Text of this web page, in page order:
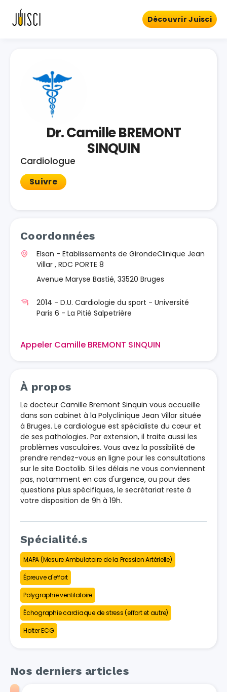
Découvrir Juisci
Dr. Camille BREMONT
SINQUIN
Cardiologue
Suivre
Coordonnées
Elsan - Etablissements de GirondeClinique Jean
Villar , RDC PORTE 8
Avenue Maryse Bastié, 33520 Bruges
2014 - D.U. Cardiologie du sport - Université
Paris 6 - La Pitié Salpetrière
Appeler Camille BREMONT SINQUIN
À propos
Le docteur Camille Bremont Sinquin vous accueille
dans son cabinet à la Polyclinique Jean Villar située
à Bruges. Le cardiologue est spécialiste du cœur et
de ses pathologies. Par extension, il traite aussi les
problèmes vasculaires. Vous avez la possibilité de
prendre rendez-vous en ligne pour les consultations
sur le site Doctolib. Si les délais ne vous conviennent
pas, notamment en cas d'urgence, ou pour des
questions plus spécifiques, le secrétariat reste à
votre disposition de 9h à 19h.
Spécialité.s
MAPA (Mesure Ambulatoire de la Pression Artérielle)
Épreuve d'effort
Polygraphie ventilatoire
Échographie cardiaque de stress (effort et autre)
Holter ECG
Nos derniers articles